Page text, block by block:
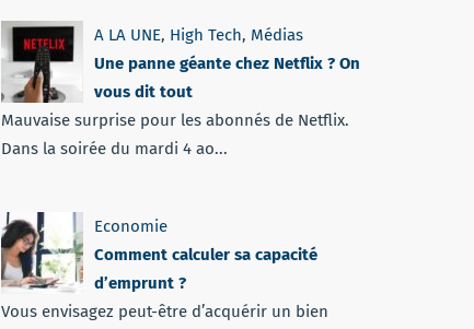
A LA UNE, High Tech, Médias
Une panne géante chez Netflix ? On
vous dit tout
Mauvaise surprise pour les abonnés de Netflix.
Dans la soirée du mardi 4 ao...
Economie
Comment calculer sa capacité
d’emprunt ?
Vous envisagez peut-être d’acquérir un bien